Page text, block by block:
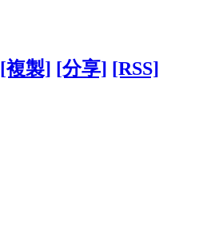
[複製] [分享] [RSS]